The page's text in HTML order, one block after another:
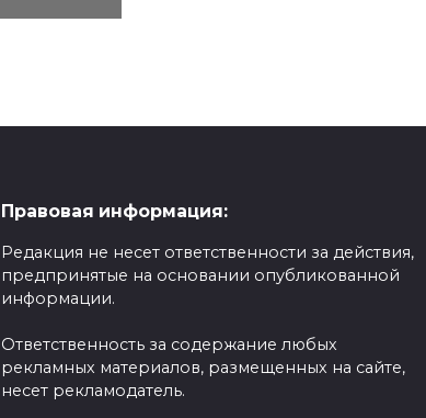
Правовая информация:
Редакция не несет ответственности за действия,
предпринятые на основании опубликованной
информации.
Ответственность за содержание любых
рекламных материалов, размещенных на сайте,
несет рекламодатель.